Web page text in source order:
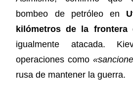
bombeo de petróleo en
kilómetros de la frontera
igualmente atacada.
operaciones como
rusa de mantener la guerra.